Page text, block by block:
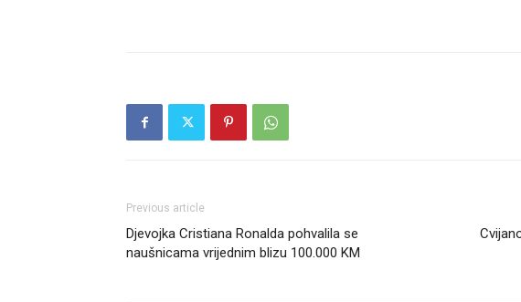
Previous article
Djevojka Cristiana Ronalda pohvalila se
naušnicama vrijednim blizu 100.000 KM